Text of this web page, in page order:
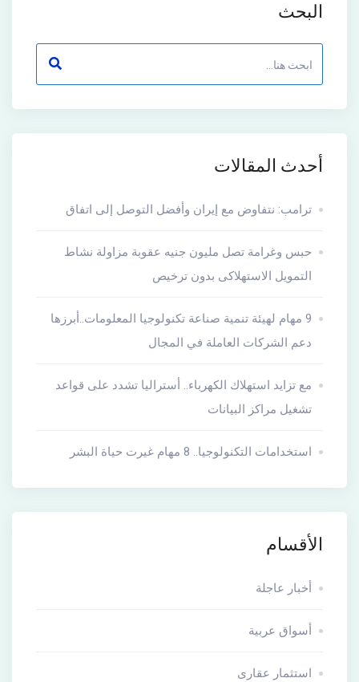
البحث
أحدث المقالات
ترامب: نتفاوض مع إيران وأفضل التوصل إلى اتفاق
حبس وغرامة تصل مليون جنيه عقوبة مزاولة نشاط
التمويل الاستهلاكى بدون ترخيص
9 مهام لهيئة تنمية صناعة تكنولوجيا المعلومات..أبرزها
دعم الشركات العاملة في المجال
مع تزايد استهلاك الكهرباء.. أستراليا تشدد على قواعد
تشغيل مراكز البيانات
استخدامات التكنولوجيا.. 8 مهام غيرت حياة البشر
الأقسام
أخبار عاجلة
أسواق عربية
استثمار عقارى